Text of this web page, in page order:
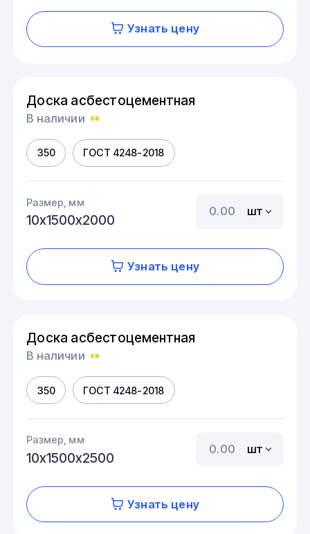
Узнать цену
Доска асбестоцементная
В наличии
350 ГОСТ 4248-2018
Размер, мм
10х1500х2000
шт
Узнать цену
Доска асбестоцементная
В наличии
350 ГОСТ 4248-2018
Размер, мм
10х1500х2500
шт
Узнать цену